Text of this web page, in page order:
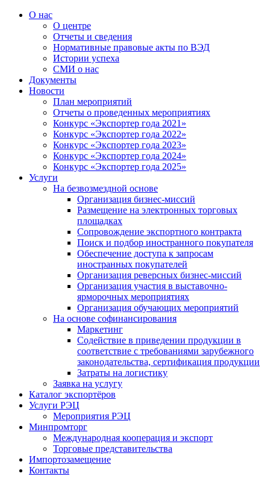
О нас
О центре
Отчеты и сведения
Нормативные правовые акты по ВЭД
Истории успеха
СМИ о нас
Документы
Новости
План мероприятий
Отчеты о проведенных мероприятиях
Конкурс «Экспортер года 2021»
Конкурс «Экспортер года 2022»
Конкурс «Экспортер года 2023»
Конкурс «Экспортер года 2024»
Конкурс «Экспортер года 2025»
Услуги
На безвозмездной основе
Организация бизнес-миссий
Размещение на электронных торговых
площадках
Сопровождение экспортного контракта
Поиск и подбор иностранного покупателя
Обеспечение доступа к запросам
иностранных покупателей
Организация реверсных бизнес-миссий
Организация участия в выставочно-
ярморочных мероприятиях
Организация обучающих мероприятий
На основе софинансирования
Маркетинг
Содействие в приведении продукции в
соответствие с требованиями зарубежного
законодательства, сертификация продукции
Затраты на логистику
Заявка на услугу
Каталог экспортёров
Услуги РЭЦ
Мероприятия РЭЦ
Минпромторг
Международная кооперация и экспорт
Торговые представительства
Импортозамещение
Контакты